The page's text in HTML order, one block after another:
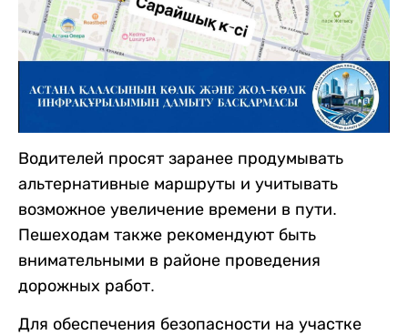
Водителей просят заранее продумывать
альтернативные маршруты и учитывать
возможное увеличение времени в пути.
Пешеходам также рекомендуют быть
внимательными в районе проведения
дорожных работ.
Для обеспечения безопасности на участке